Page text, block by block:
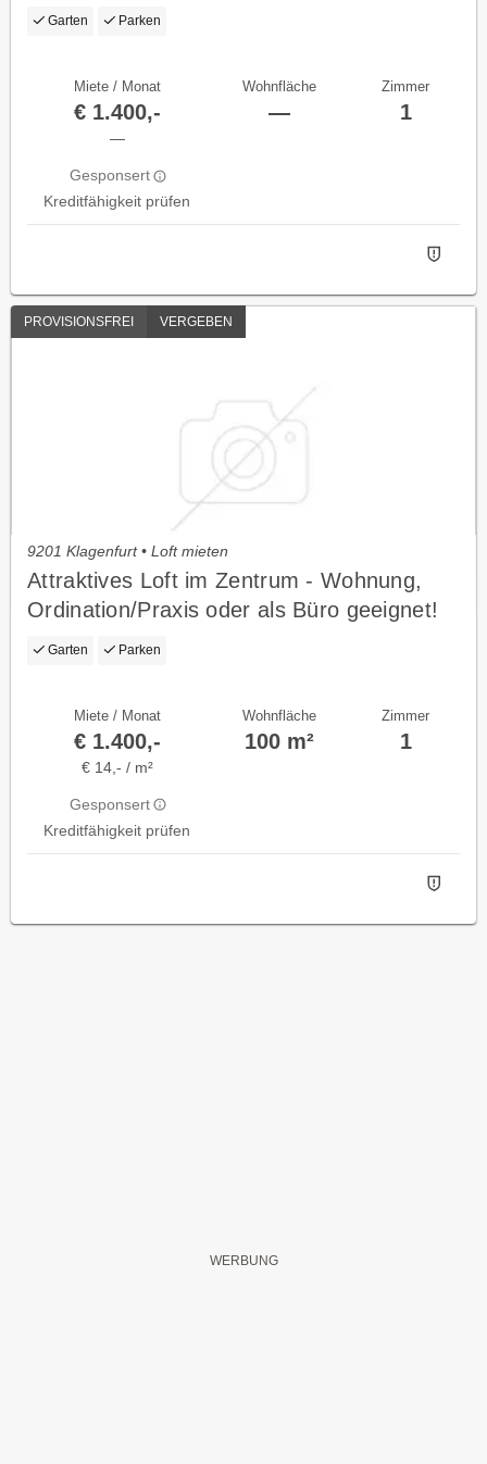
Garten Parken
Miete / Monat
€ 1.400,-
—
Gesponsert
Kreditfähigkeit prüfen
Wohnfläche
—
Zimmer
1
PROVISIONSFREI VERGEBEN
9201 Klagenfurt • Loft mieten
Attraktives Loft im Zentrum - Wohnung,
Ordination/Praxis oder als Büro geeignet!
Garten Parken
Miete / Monat
€ 1.400,-
€ 14,- / m²
Gesponsert
Kreditfähigkeit prüfen
Wohnfläche
100 m²
Zimmer
1